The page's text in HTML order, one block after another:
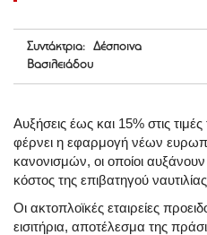
Συντάκτρια: Δέσποινα
Βασιλειάδου
Αυξήσεις έως και 15% στις
φέρνει η εφαρμογή νέων
κανονισμών, οι οποίοι
κόστος της επιβατηγού
Οι ακτοπλοϊκές εταιρείες
εισιτήρια, αποτέλεσμα της